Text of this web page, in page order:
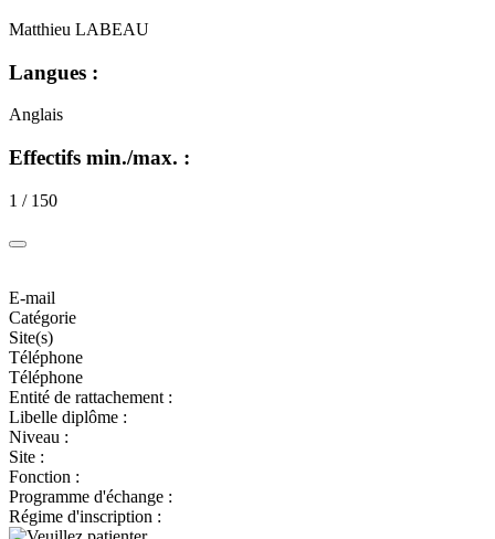
Matthieu LABEAU
Langues :
Anglais
Effectifs min./max. :
1 / 150
E-mail
Catégorie
Site(s)
Téléphone
Téléphone
Entité de rattachement :
Libelle diplôme :
Niveau :
Site :
Fonction :
Programme d'échange :
Régime d'inscription :